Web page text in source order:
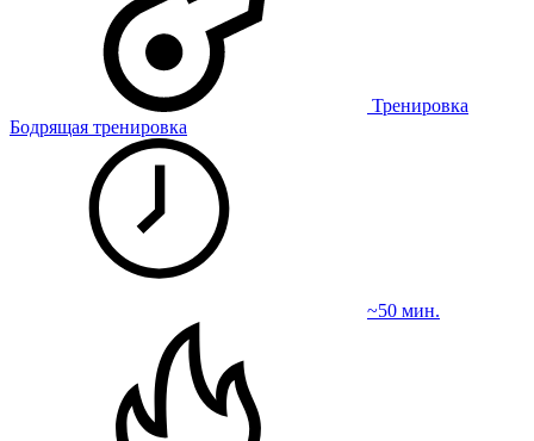
Тренировка
Бодрящая тренировка
~50 мин.